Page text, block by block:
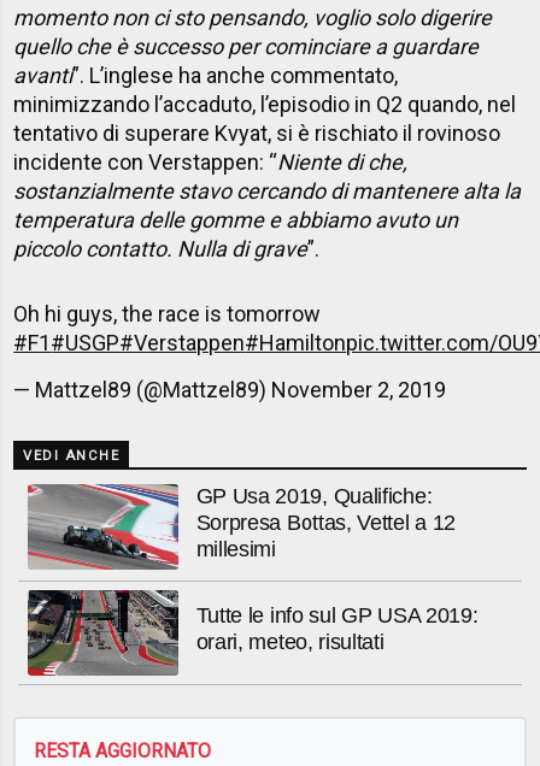
momento non ci sto pensando, voglio solo digerire
quello che è successo per cominciare a guardare
avanti”. L’inglese ha anche commentato,
minimizzando l’accaduto, l’episodio in Q2 quando, nel
tentativo di superare Kvyat, si è rischiato il rovinoso
incidente con Verstappen: “Niente di che,
sostanzialmente stavo cercando di mantenere alta la
temperatura delle gomme e abbiamo avuto un
piccolo contatto. Nulla di grave”.
Oh hi guys, the race is tomorrow
#F1#USGP#Verstappen#Hamiltonpic.twitter.com/
— Mattzel89 (@Mattzel89) November 2, 2019
VEDI ANCHE
GP Usa 2019, Qualifiche:
Sorpresa Bottas, Vettel a 12
millesimi
Tutte le info sul GP USA 2019:
orari, meteo, risultati
RESTA AGGIORNATO